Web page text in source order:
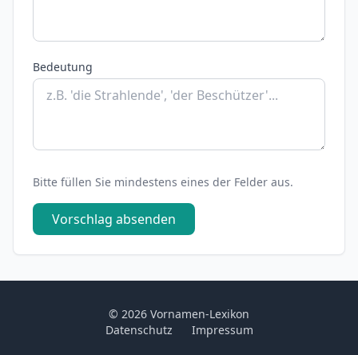
Bedeutung
Bitte füllen Sie mindestens eines der Felder aus.
Vorschlag absenden
© 2026 Vornamen-Lexikon
Datenschutz
Impressum